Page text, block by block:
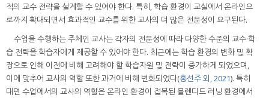
적의 교수 전략을 설계할 수 있어야 한다. 특히, 학습 환경이 교실에서 온라인으
로까지 확대되면서 효과적인 교수를 위한 교사의 더 많은 전문성이 요구된다.
수업을 수행하는 주체인 교사는 각자의 전문성에 따라 다양한 수준의 교수·학
습 전략을 학습자에게 제공할 수 있어야 한다. 최근에는 학습 환경의 변화 및 확
장으로 인해 이전에 비해 고려해야 할 학습자원 및 전략이 증가하게 되었으며,
이에 맞추어 교사의 역할 또한 과거에 비해 변화되었다(홍선주 외, 2021). 특히
대면 수업에서의 교사의 역할은 온라인 환경이 접목된 블렌디드 러닝 환경에서